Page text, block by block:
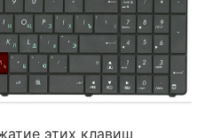
этих клавиш